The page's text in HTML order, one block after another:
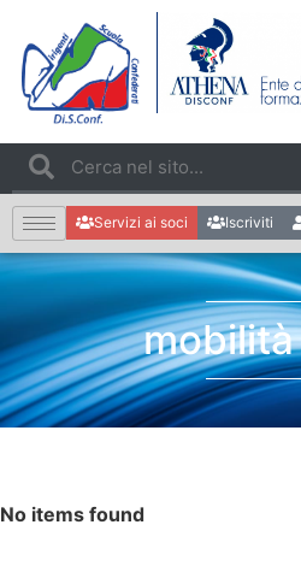
Servizi ai soci Iscriviti
mobilità
No items found